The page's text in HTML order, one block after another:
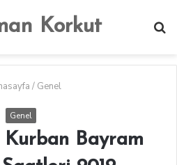
Korkut
...
/ Genel
Genel
Kurban Bayram